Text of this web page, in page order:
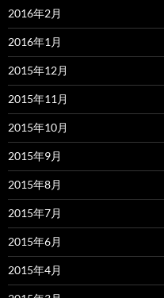
2016年2月
2016年1月
2015年12月
2015年11月
2015年10月
2015年9月
2015年8月
2015年7月
2015年6月
2015年4月